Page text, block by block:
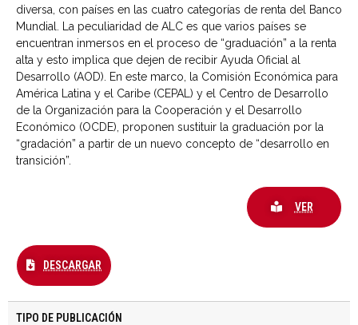
diversa, con países en las cuatro categorías de renta del Banco
Mundial. La peculiaridad de ALC es que varios países se
encuentran inmersos en el proceso de “graduación” a la renta
alta y esto implica que dejen de recibir Ayuda Oficial al
Desarrollo (AOD). En este marco, la Comisión Económica para
América Latina y el Caribe (CEPAL) y el Centro de Desarrollo
de la Organización para la Cooperación y el Desarrollo
Económico (OCDE), proponen sustituir la graduación por la
“gradación” a partir de un nuevo concepto de “desarrollo en
transición”.
VER
DESCARGAR
TIPO DE PUBLICACIÓN